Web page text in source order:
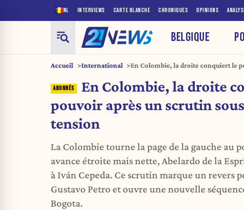
NL INTERVIEWS CARTE BLANCHE CHRONIQUES OPINIONS
BELGIQUE
Accueil International
En Colombie, la droite conquiert le
En Colombie, la droite
pouvoir après un scrutin
tension
La Colombie tourne la page de la gauche au
avance étroite mais nette, Abelardo de la
à Iván Cepeda. Ce scrutin marque un revers
Gustavo Petro et ouvre une nouvelle
Bogota.